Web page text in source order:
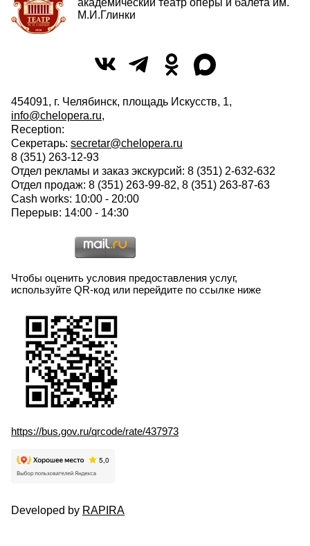
М.И.Глинки
454091, г. Челябинск, площадь Искусств, 1,
info@chelopera.ru,
Reception:
Секретарь: secretar@chelopera.ru
8 (351) 263-12-93
Отдел рекламы и заказ экскурсий: 8 (351) 2-632-632
Отдел продаж: 8 (351) 263-99-82, 8 (351) 263-87-63
Cash works: 10:00 - 20:00
Перерыв: 14:00 - 14:30
Чтобы оценить условия предоставления услуг,
используйте QR-код или перейдите по ссылке ниже
https://bus.gov.ru/qrcode/rate/437973
Developed by RAPIRA